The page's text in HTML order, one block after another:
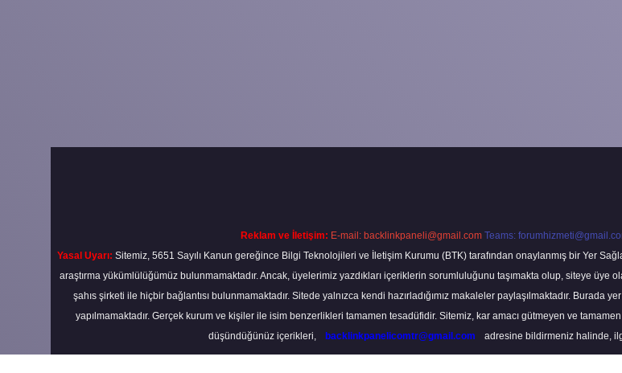
Reklam ve İletişim: E-mail: backlinkpaneli@gmail.com Teams:
Yasal Uyarı: Sitemiz, 5651 Sayılı Kanun gereğince Bilgi Teknolojileri ve İletişim Kurumu (BTK) tarafından onaylanmış bir Yer
araştırma yükümlülüğümüz bulunmamaktadır. Ancak, üyelerimiz yazdıkları içeriklerin sorumluluğunu taşımakta olup, siteye
şahıs şirketi ile hiçbir bağlantısı bulunmamaktadır. Sitede yalnızca kendi hazırladığımız makaleler paylaşılmaktadır.
yapılmamaktadır. Gerçek kurum ve kişiler ile isim benzerlikleri tamamen tesadüfidir. Sitemiz, kar amacı gütmeyen ve
düşündüğünüz içerikleri,
backlinkpanelicomtr@gmail.com adresine bildirmeniz halinde,